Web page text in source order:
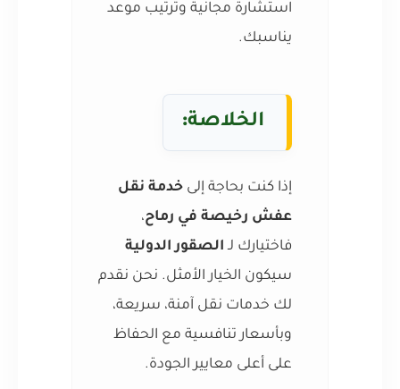
استشارة مجانية وترتيب موعد
يناسبك.
الخلاصة:
إذا كنت بحاجة إلى خدمة نقل
عفش رخيصة في رماح،
فاختيارك لـ الصقور الدولية
سيكون الخيار الأمثل. نحن نقدم
لك خدمات نقل آمنة، سريعة،
وبأسعار تنافسية مع الحفاظ
على أعلى معايير الجودة.